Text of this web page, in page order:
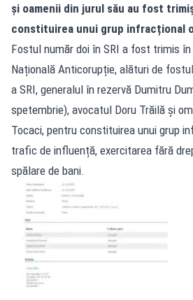
și oamenii din jurul său au fost
constituirea unui grup infracțional
Fostul număr doi în SRI a fost trimis
Națională Anticorupție, alături de
a SRI, generalul în rezervă Dumitru
spetembrie), avocatul Doru Trăilă și
Tocaci, pentru constituirea unui grup
trafic de influență, exercitarea fără
spălare de bani.